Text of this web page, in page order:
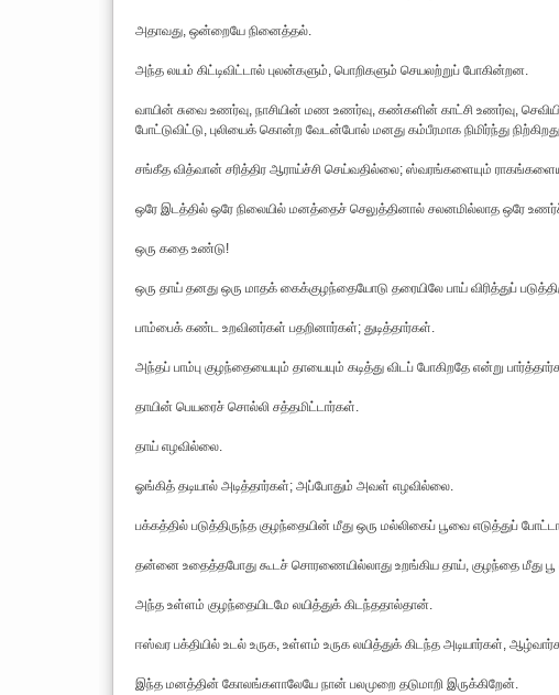
அதாவது, ஒன்றையே நினைத்தல்.
அந்த லயம் கிட்டிவிட்டால் புலன்களும், பொறிகளும் செயலற்றுப் போகின்றன.
வாயின் சுவை உணர்வு, நாசியின் மண உணர்வு, கண்களின் காட்சி உணர்வு,
போட்டுவிட்டு, புலியைக் கொன்ற வேடன்போல் மனது கம்பீரமாக நிமிர்ந்து
சங்கீத வித்வான் சரித்திர ஆராய்ச்சி செய்வதில்லை; ஸ்வரங்களையும்
ஒரே இடத்தில் ஒரே நிலையில் மனத்தைச் செலுத்தினால் சலனமில்லாத ஒரே
ஒரு கதை உண்டு!
ஒரு தாய் தனது ஒரு மாதக் கைக்குழந்தையோடு தரையிலே பாய் விரித்துப்
பாம்பைக் கண்ட உறவினர்கள் பதறினார்கள்; துடித்தார்கள்.
அந்தப் பாம்பு குழந்தையையும் தாயையும் கடித்து விடப் போகிறதே என்று
தாயின் பெயரைச் சொல்லி சத்தமிட்டார்கள்.
தாய் எழவில்லை.
ஓங்கித் தடியால் அடித்தார்கள்; அப்போதும் அவள் எழவில்லை.
பக்கத்தில் படுத்திருந்த குழந்தையின் மீது ஒரு மல்லிகைப் பூவை எடுத்துப்
தன்னை உதைத்தபோது கூடச் சொரணையில்லாது உறங்கிய தாய், குழந்தை மீது பூ
அந்த உள்ளம் குழந்தையிடமே லயித்துக் கிடந்ததால்தான்.
ஈஸ்வர பக்தியில் உடல் உருக, உள்ளம் உருக லயித்துக் கிடந்த அடியார்கள்,
இந்த மனத்தின் கோலங்களாலேயே நான் பலமுறை தடுமாறி இருக்கிறேன்.